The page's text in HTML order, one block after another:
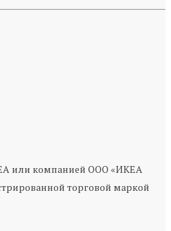
или компанией ООО «ИКЕА
торговой маркой